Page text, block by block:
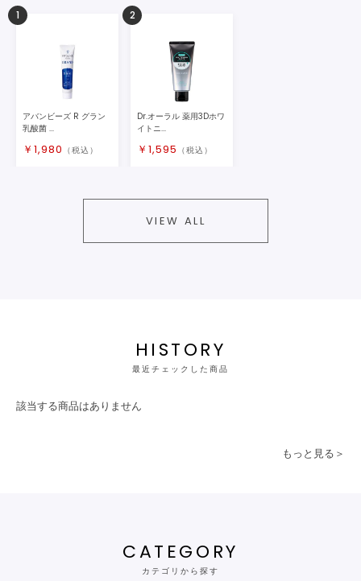
1
アバンビーズ R グラン
乳酸菌 ...
￥ 1,980 （税込）
2
Dr.オーラル 薬用3Dホワ
イトニ...
￥ 1,595 （税込）
VIEW ALL
HISTORY
最近チェックした商品
該当する商品はありません
もっと見る＞
CATEGORY
カテゴリから探す